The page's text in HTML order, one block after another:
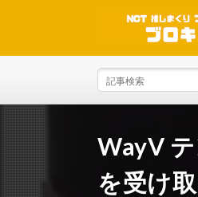
WayV
を受け